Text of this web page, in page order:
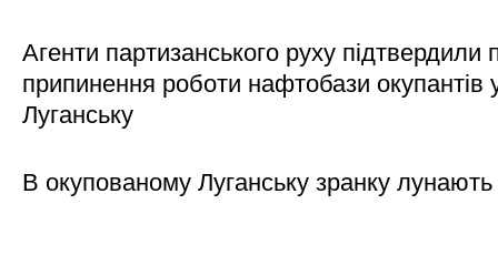
Агенти партизанського руху підтвердили
припинення роботи нафтобази окупантів
Луганську
В окупованому Луганську зранку